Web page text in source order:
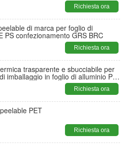
Richiesta ora
di marca per foglio di
PS confezionamento GRS BRC
Richiesta ora
trasparente e sbucciabile per
imballaggio in foglio di alluminio PP
Richiesta ora
PET
Richiesta ora